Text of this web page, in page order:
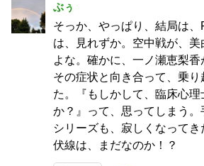
ぶぅ
そっか、やっぱり、結局は
は、見れずか。空中戦が、
よな。確かに、一ノ瀬恵梨香
その症状と向き合って、乗
た。『もしかして、臨床心
か？』って、思ってしまう
シリーズも、寂しくなって
伏線は、まだなのか！？